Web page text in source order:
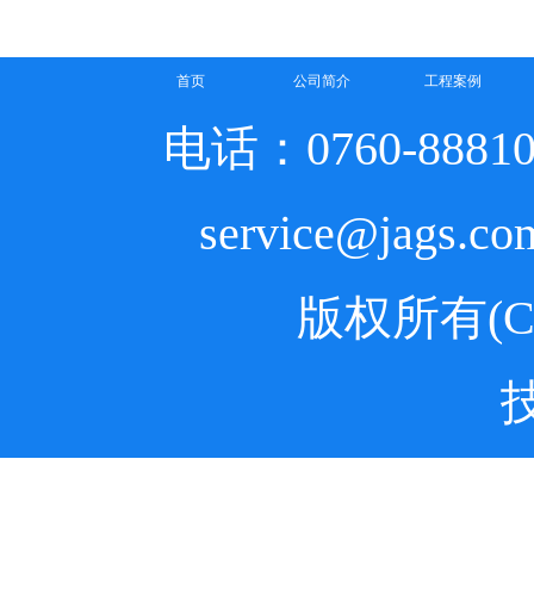
首页 公司简介 工程案例
电话：0760-
版权所有